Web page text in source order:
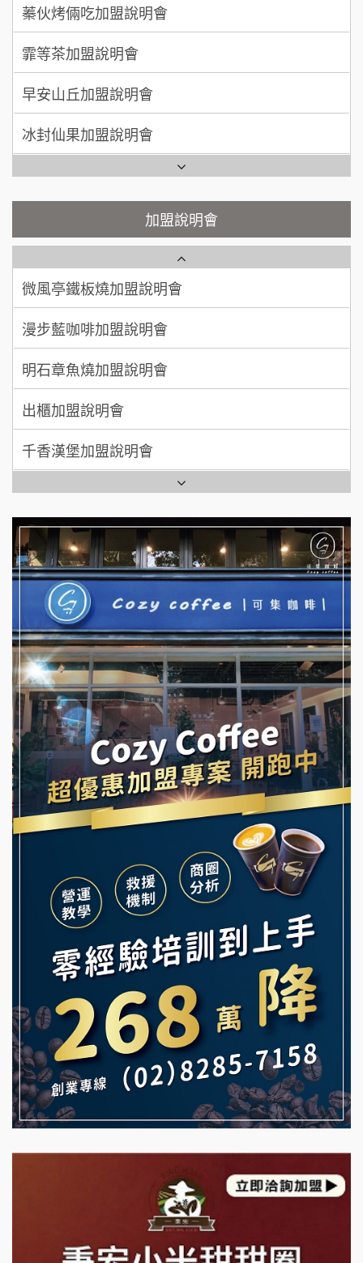
加盟預算
何 先生/小姐
加盟預算
呂 先生/小姐
200萬~400萬
顏 先生/小姐 台北市
廖 先生/小姐 高雄市
加盟預算
霏等茶加盟說明會
早安山丘加盟說明會
冰封仙果加盟說明會
Ramble Café 漫步藍咖啡加盟說明會
微風亭鐵板燒加盟說明會
【曉妍美妝】誠徵行政櫃檯
自助洗衣店誠徵代洗收送人員(台中市)
MUSHEN徵SPA美容芳療師
日十。早午食加盟說明會
拾鑶火鍋加盟說明會
全家加盟說明會
彭富貴加盟說明會
NU PASTA義大利麵加盟說明會
潮鍋癮加盟說明會
蓁伙烤倆吃加盟說明會
霏等茶加盟說明會
早安山丘加盟說明會
冰封仙果加盟說明會
Ramble Café 漫步藍咖啡加盟說明會
微風亭鐵板燒加盟說明會
鮮茶道加盟說明會
【曉妍美妝】誠徵行政櫃檯
自助洗衣店誠徵代洗收送人員(台中市)
MUSHEN徵SPA美容芳療師
日十。早午食加盟說明會
拾鑶火鍋加盟說明會
加盟說明會
莫尼早餐Morni加盟說明會
手作功夫茶加盟說明會
SHARE TEA歇腳亭加盟說明會
潮味決-湯滷專門店加盟說明會
微風亭鐵板燒加盟說明會
漫步藍咖啡加盟說明會
明石章魚燒加盟說明會
出櫃加盟說明會
千香漢堡加盟說明會
七盞茶加盟說明會
拉亞漢堡加盟說明會
杜芳子古味茶鋪加盟說明會
優握握×酸奶大獅加盟說明會
冬城門加盟說明會
拾鑶火鍋加盟說明會
阿性情趣無人販售所加盟明會
龍涎居好湯加盟說明會
舒油頭加盟說明會
韓金量加盟說明會
義氣豐發雞加盟說明會
Mr.Wish加盟說明會
白鬍泡泡 BOHO POPO加盟說明會
雞咕雞咕加盟說明會
TEA TOP加盟說明會
珍好味臭臭鍋加盟說明會
藍象廷泰式火鍋加盟說明會
莫尼早餐Morni加盟說明會